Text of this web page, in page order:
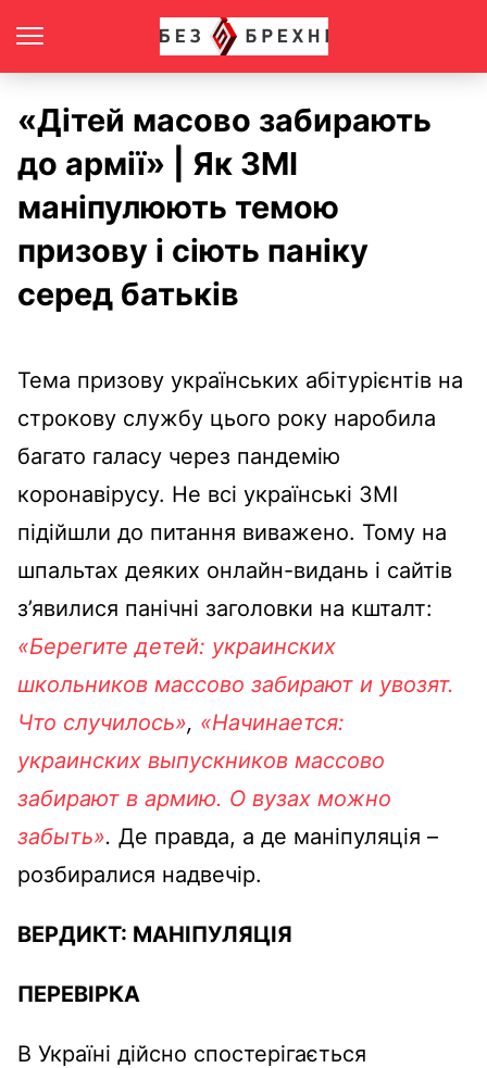
«Дітей масово забирають
до армії» | Як ЗМІ
маніпулюють темою
призову і сіють паніку
серед батьків
Тема призову українських абітурієнтів на
строкову службу цього року наробила
багато галасу через пандемію
коронавірусу. Не всі українські ЗМІ
підійшли до питання виважено. Тому на
шпальтах деяких онлайн-видань і сайтів
з’явилися панічні заголовки на кшталт:
«Берегите детей: украинских
школьников массово забирают и увозят.
Что случилось», «Начинается:
украинских выпускников массово
забирают в армию. О вузах можно
забыть». Де правда, а де маніпуляція –
розбиралися надвечір.
ВЕРДИКТ: МАНІПУЛЯЦІЯ
ПЕРЕВІРКА
В Україні дійсно спостерігається